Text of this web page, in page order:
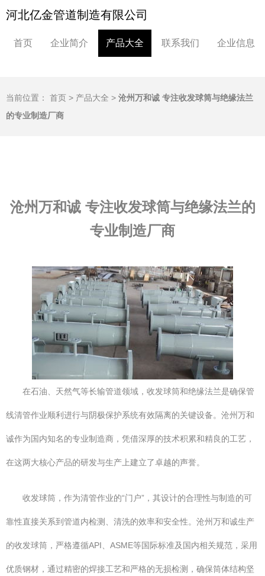
河北亿金管道制造有限公司
首页 企业简介 产品大全 联系我们 企业信息
当前位置： 首页 > 产品大全 > 沧州万和诚 专注收发球筒与绝缘法兰
的专业制造厂商
沧州万和诚 专注收发球筒与绝缘法兰的
专业制造厂商
在石油、天然气等长输管道领域，收发球筒和绝缘法兰是确保管
线清管作业顺利进行与阴极保护系统有效隔离的关键设备。沧州万和
诚作为国内知名的专业制造商，凭借深厚的技术积累和精良的工艺，
在这两大核心产品的研发与生产上建立了卓越的声誉。
收发球筒，作为清管作业的“门户”，其设计的合理性与制造的可
靠性直接关系到管道内检测、清洗的效率和安全性。沧州万和诚生产
的收发球筒，严格遵循API、ASME等国际标准及国内相关规范，采用
优质钢材，通过精密的焊接工艺和严格的无损检测，确保筒体结构坚